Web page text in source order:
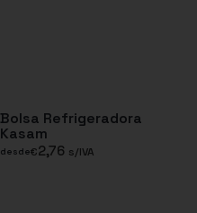
Bolsa Refrigeradora
Kasam
desde€2,76 s/IVA